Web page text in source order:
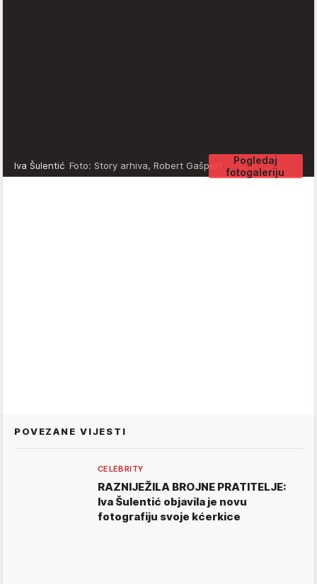
Pogledaj
fotogaleriju
Iva Šulentić Foto: Story arhiva, Robert Gašpert
POVEZANE VIJESTI
CELEBRITY
RAZNIJEŽILA BROJNE PRATITELJE:
Iva Šulentić objavila je novu
fotografiju svoje kćerkice